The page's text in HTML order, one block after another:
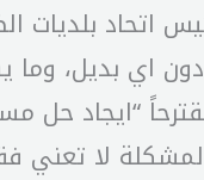
اتحاد
من دون اي
“ايجاد
لا تعني